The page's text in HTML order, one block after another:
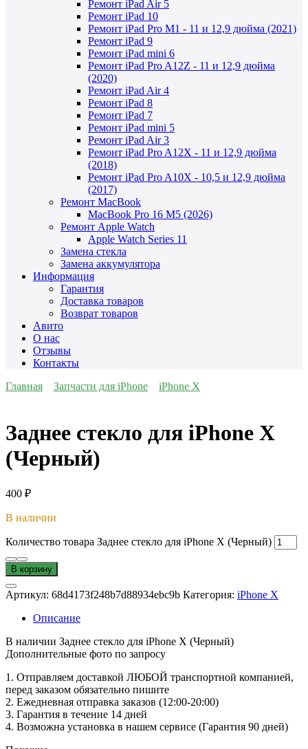
Ремонт iPad Air 5
Ремонт iPad 10
Ремонт iPad Pro M1 - 11 и 12,9 дюйма (2021)
Ремонт iPad 9
Ремонт iPad mini 6
Ремонт iPad Pro A12Z - 11 и 12,9 дюйма
(2020)
Ремонт iPad Air 4
Ремонт iPad 8
Ремонт iPad 7
Ремонт iPad mini 5
Ремонт iPad Air 3
Ремонт iPad Pro A12X - 11 и 12,9 дюйма
(2018)
Ремонт iPad Pro A10X - 10,5 и 12,9 дюйма
(2017)
Ремонт MacBook
MacBook Pro 16 M5 (2026)
Ремонт Apple Watch
Apple Watch Series 11
Замена стекла
Замена аккумулятора
Информация
Гарантия
Доставка товаров
Возврат товаров
Авито
О нас
Отзывы
Контакты
Главная
Запчасти для iPhone iPhone X
Заднее стекло для iPhone X
(Черный)
400 ₽
В наличии
Количество товара Заднее стекло для iPhone X (Черный)
В корзину
Артикул: 68d4173f248b7d88934ebc9b Категория: iPhone X
Описание
В наличии Заднее стекло для iPhone X (Черный)
Дополнительные фото по запросу
1. Oтпpавляем доставкой ЛЮБОЙ транспортной компанией,
перед заказом обязательно пишите
2. Ежедневная отправка заказов (12:00-20:00)
3. Гарантия в течение 14 дней
4. Возможна установка в нашем сервисе (Гарантия 90 дней)